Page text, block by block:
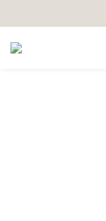
【官網獨家】首
【官網獨家】首